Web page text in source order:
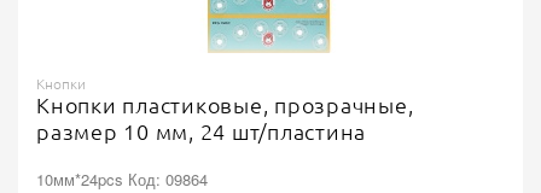
Кнопки
Кнопки пластиковые, прозрачные,
размер 10 мм, 24 шт/пластина
10мм*24pcs Код: 09864